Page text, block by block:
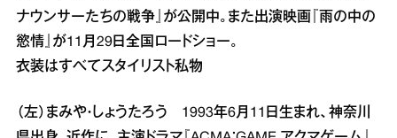
ナウンサーたちの戦争』が公開中。また出演映画『雨の中の
慾情』が11月29日全国ロードショー。
衣装はすべてスタイリスト私物
（左）まみや・しょうたろう 1993年6月11日生まれ、神奈川